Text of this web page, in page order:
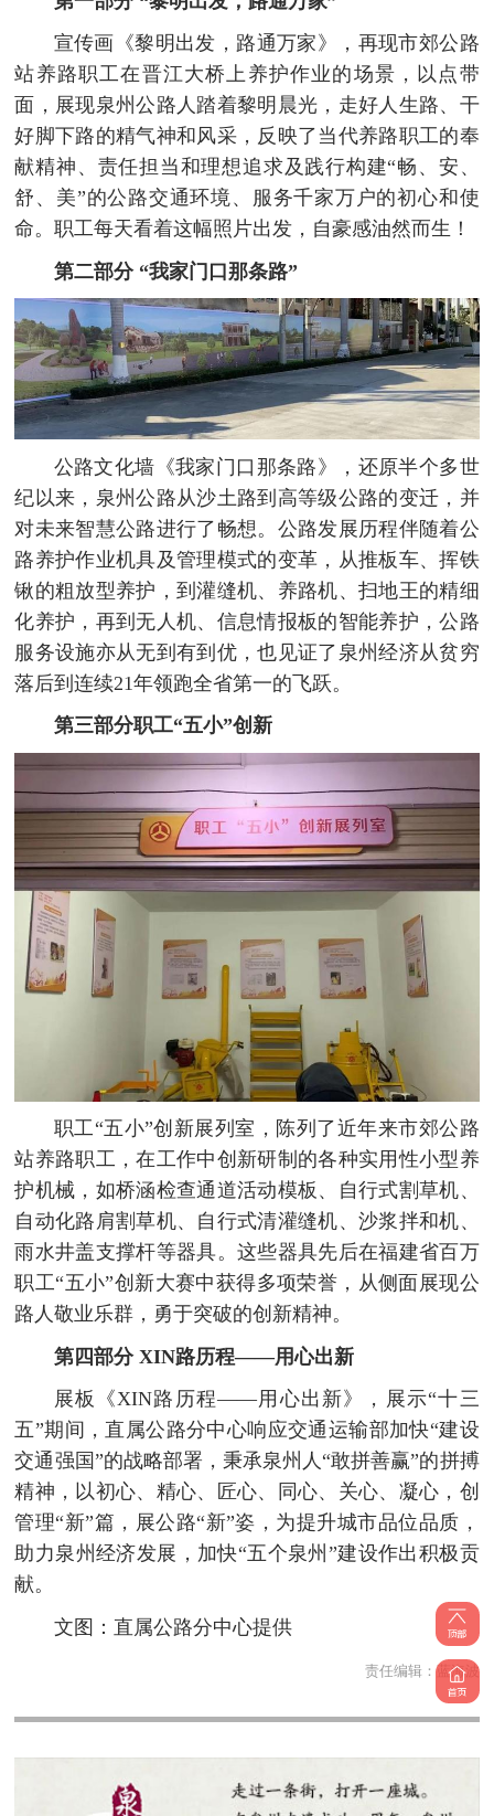
宣传画《黎明出发，路通万家》，再现市郊公路
站养路职工在晋江大桥上养护作业的场景，以点带
面，展现泉州公路人踏着黎明晨光，走好人生路、干
好脚下路的精气神和风采，反映了当代养路职工的奉
献精神、责任担当和理想追求及践行构建“畅、安、
舒、美”的公路交通环境、服务千家万户的初心和使
命。职工每天看着这幅照片出发，自豪感油然而生！
第二部分 “我家门口那条路”
公路文化墙《我家门口那条路》，还原半个多世
纪以来，泉州公路从沙土路到高等级公路的变迁，并
对未来智慧公路进行了畅想。公路发展历程伴随着公
路养护作业机具及管理模式的变革，从推板车、挥铁
锹的粗放型养护，到灌缝机、养路机、扫地王的精细
化养护，再到无人机、信息情报板的智能养护，公路
服务设施亦从无到有到优，也见证了泉州经济从贫穷
落后到连续21年领跑全省第一的飞跃。
第三部分职工“五小”创新
职工“五小”创新展列室，陈列了近年来市郊公路
站养路职工，在工作中创新研制的各种实用性小型养
护机械，如桥涵检查通道活动模板、自行式割草机、
自动化路肩割草机、自行式清灌缝机、沙浆拌和机、
雨水井盖支撑杆等器具。这些器具先后在福建省百万
职工“五小”创新大赛中获得多项荣誉，从侧面展现公
路人敬业乐群，勇于突破的创新精神。
第四部分 XIN路历程——用心出新
展板《XIN路历程——用心出新》，展示“十三
五”期间，直属公路分中心响应交通运输部加快“建设
交通强国”的战略部署，秉承泉州人“敢拼善赢”的拼搏
精神，以初心、精心、匠心、同心、关心、凝心，创
管理“新”篇，展公路“新”姿，为提升城市品位品质，
助力泉州经济发展，加快“五个泉州”建设作出积极贡
献。
文图：直属公路分中心提供
责任编辑：蓝海波